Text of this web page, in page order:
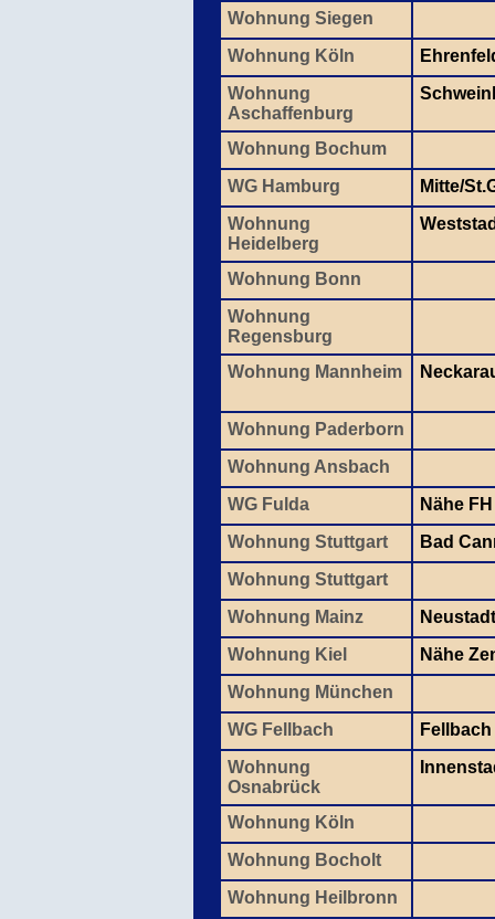
Wohnung Siegen
Wohnung Köln
Wohnung
Aschaffenburg
Wohnung Bochum
WG Hamburg
Mitte/
Wohnung
Heidelberg
Wohnung Bonn
Wohnung
Regensburg
Wohnung Mannheim
Wohnung Paderborn
Wohnung Ansbach
WG Fulda
Nähe FH
Wohnung Stuttgart
Bad
Wohnung Stuttgart
Wohnung Mainz
Neustadt
Wohnung Kiel
Nähe
Wohnung München
WG Fellbach
Fellbach
Wohnung
Osnabrück
Wohnung Köln
Wohnung Bocholt
Wohnung Heilbronn